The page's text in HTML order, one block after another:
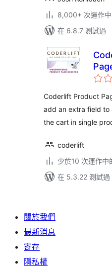
8,000+ 次運作
在 6.8.7 測試過
Coderlift Product
add an extra field
the cart in single
coderlift
少於10 次運作中
在 5.3.22 測試過
關於我們
最新消息
寄存
隱私權